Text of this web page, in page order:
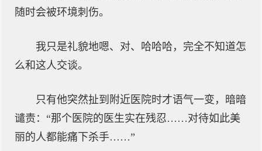
随时会被环境刺伤。
我只是礼貌地嗯、对、哈哈哈，完全不知道怎
么和这人交谈。
只有他突然扯到附近医院时才语气一变，暗暗
谴责：“那个医院的医生实在残忍……对待如此美
丽的人都能痛下杀手……”